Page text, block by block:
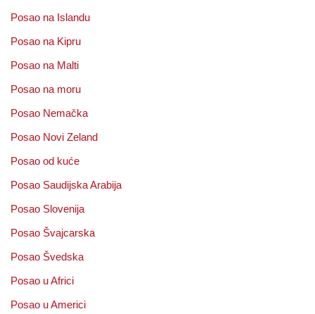
Posao na Islandu
Posao na Kipru
Posao na Malti
Posao na moru
Posao Nemačka
Posao Novi Zeland
Posao od kuće
Posao Saudijska Arabija
Posao Slovenija
Posao Švajcarska
Posao Švedska
Posao u Africi
Posao u Americi